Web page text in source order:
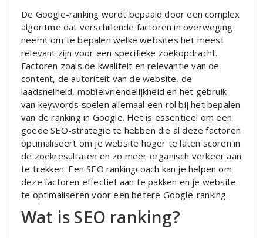
De Google-ranking wordt bepaald door een complex
algoritme dat verschillende factoren in overweging
neemt om te bepalen welke websites het meest
relevant zijn voor een specifieke zoekopdracht.
Factoren zoals de kwaliteit en relevantie van de
content, de autoriteit van de website, de
laadsnelheid, mobielvriendelijkheid en het gebruik
van keywords spelen allemaal een rol bij het bepalen
van de ranking in Google. Het is essentieel om een
goede SEO-strategie te hebben die al deze factoren
optimaliseert om je website hoger te laten scoren in
de zoekresultaten en zo meer organisch verkeer aan
te trekken. Een SEO rankingcoach kan je helpen om
deze factoren effectief aan te pakken en je website
te optimaliseren voor een betere Google-ranking.
Wat is SEO ranking?